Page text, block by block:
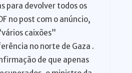
para devolver todos os
no post com o anúncio,
caixões”
no norte de Gaza .
de que apenas